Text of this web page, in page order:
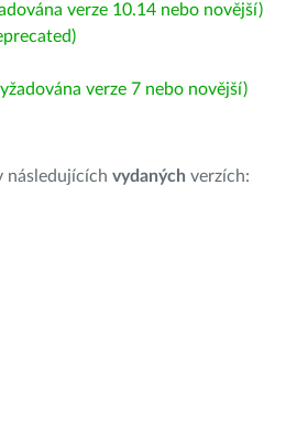
verze 10.14 nebo novější)
verze 7 nebo novější)
následujících vydaných verzích: